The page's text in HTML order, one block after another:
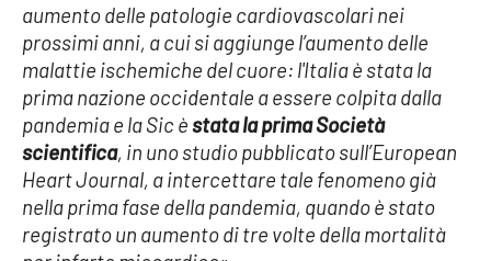
aumento delle patologie cardiovascolari nei
prossimi anni, a cui si aggiunge l’aumento delle
malattie ischemiche del cuore: l'Italia è stata la
prima nazione occidentale a essere colpita dalla
pandemia e la Sic èstata la prima Società
scientifica, in uno studio pubblicato sull’European
Heart Journal, a intercettare tale fenomeno già
nella prima fase della pandemia, quando è stato
registrato un aumento di tre volte della mortalità